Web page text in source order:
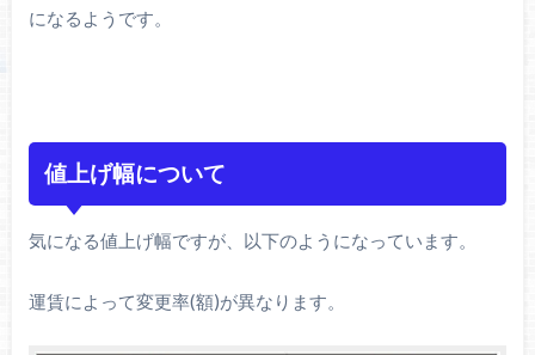
になるようです。
値上げ幅について
気になる値上げ幅ですが、以下のようになっています。
運賃によって変更率(額)が異なります。